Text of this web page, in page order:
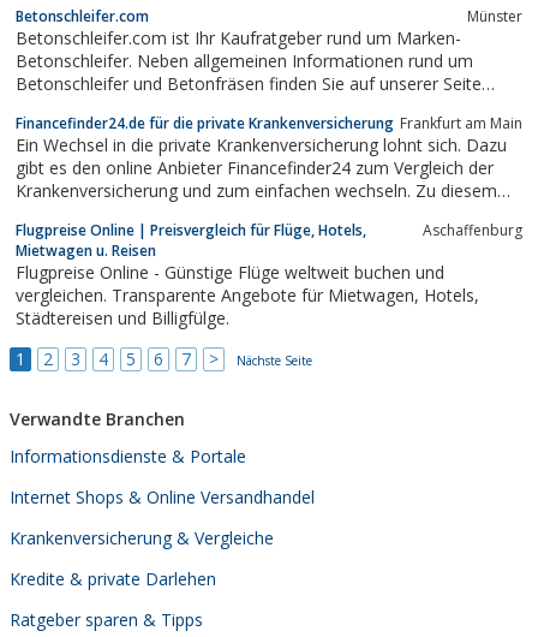
Service-Telefon.
Betonschleifer.com Münster
Betonschleifer.com ist Ihr Kaufratgeber rund um Marken-
Betonschleifer. Neben allgemeinen Informationen rund um
Betonschleifer und Betonfräsen finden Sie auf unserer Seite
Kaufempfehlungen. Wer online bestellen möchte und keine Lust
auf endlos lange Recherchen hat kann...
Financefinder24.de für die private Krankenversicherung Frankfurt am Main
Ein Wechsel in die private Krankenversicherung lohnt sich. Dazu
gibt es den online Anbieter Financefinder24 zum Vergleich der
Krankenversicherung und zum einfachen wechseln. Zu diesem
Flugpreise Online | Preisvergleich für Flüge, Hotels,
Mietwagen u. Reisen
Aschaffenburg
Flugpreise Online - Günstige Flüge weltweit buchen und
vergleichen. Transparente Angebote für Mietwagen, Hotels,
Städtereisen und Billigfülge.
1
2 3 4 5 6 7 > Nächste Seite
Verwandte Branchen
Informationsdienste & Portale
Internet Shops & Online Versandhandel
Krankenversicherung & Vergleiche
Kredite & private Darlehen
Ratgeber sparen & Tipps